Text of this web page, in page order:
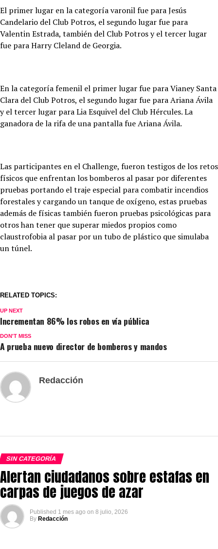
El primer lugar en la categoría varonil fue para Jesús
Candelario del Club Potros, el segundo lugar fue para
Valentin Estrada, también del Club Potros y el tercer lugar
fue para Harry Cleland de Georgia.
En la categoría femenil el primer lugar fue para Vianey Santa
Clara del Club Potros, el segundo lugar fue para Ariana Ávila
y el tercer lugar para Lia Esquivel del Club Hércules. La
ganadora de la rifa de una pantalla fue Ariana Ávila.
Las participantes en el Challenge, fueron testigos de los retos
físicos que enfrentan los bomberos al pasar por diferentes
pruebas portando el traje especial para combatir incendios
forestales y cargando un tanque de oxígeno, estas pruebas
además de físicas también fueron pruebas psicológicas para
otros han tener que superar miedos propios como
claustrofobia al pasar por un tubo de plástico que simulaba
un túnel.
RELATED TOPICS:
UP NEXT
Incrementan 86% los robos en vía pública
DON'T MISS
A prueba nuevo director de bomberos y mandos
Redacción
SIN CATEGORÍA
Alertan ciudadanos sobre estafas en
carpas de juegos de azar
Published 1 mes ago on 8 julio, 2026
By Redacción